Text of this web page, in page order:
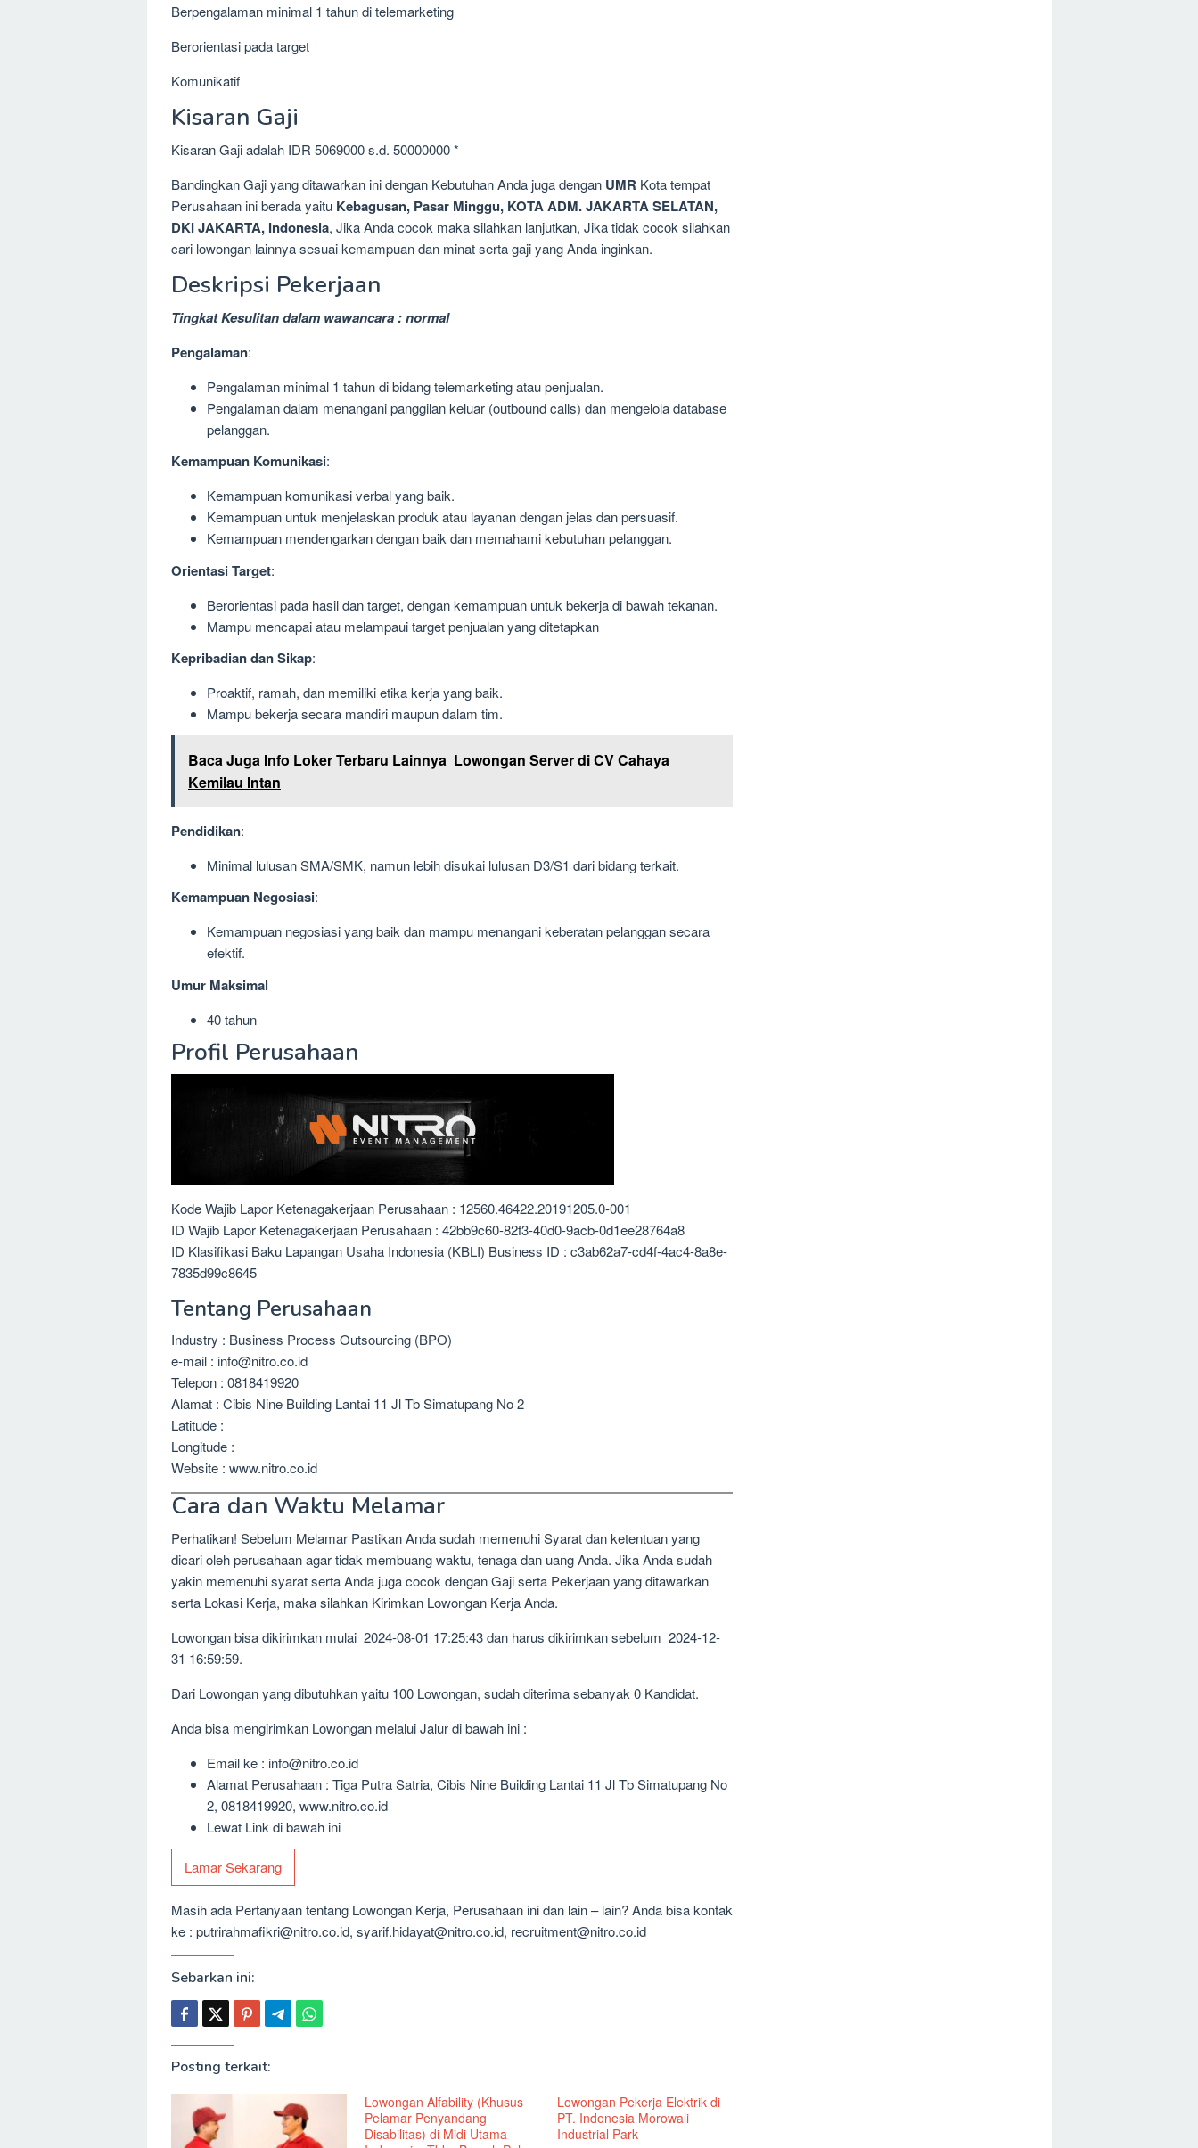
Berpengalaman minimal 1 tahun di telemarketing
Berorientasi pada target
Komunikatif
Kisaran Gaji
Kisaran Gaji adalah IDR 5069000 s.d. 50000000 *
Bandingkan Gaji yang ditawarkan ini dengan Kebutuhan Anda juga dengan UMR Kota tempat
Perusahaan ini berada yaitu Kebagusan, Pasar Minggu, KOTA ADM. JAKARTA SELATAN,
DKI JAKARTA, Indonesia, Jika Anda cocok maka silahkan lanjutkan, Jika tidak cocok silahkan
cari lowongan lainnya sesuai kemampuan dan minat serta gaji yang Anda inginkan.
Deskripsi Pekerjaan
Tingkat Kesulitan dalam wawancara : normal
Pengalaman:
Pengalaman minimal 1 tahun di bidang telemarketing atau penjualan.
Pengalaman dalam menangani panggilan keluar (outbound calls) dan mengelola database
pelanggan.
Kemampuan Komunikasi:
Kemampuan komunikasi verbal yang baik.
Kemampuan untuk menjelaskan produk atau layanan dengan jelas dan persuasif.
Kemampuan mendengarkan dengan baik dan memahami kebutuhan pelanggan.
Orientasi Target:
Berorientasi pada hasil dan target, dengan kemampuan untuk bekerja di bawah tekanan.
Mampu mencapai atau melampaui target penjualan yang ditetapkan
Kepribadian dan Sikap:
Proaktif, ramah, dan memiliki etika kerja yang baik.
Mampu bekerja secara mandiri maupun dalam tim.
Baca Juga Info Loker Terbaru Lainnya Lowongan Server di CV Cahaya
Kemilau Intan
Pendidikan:
Minimal lulusan SMA/SMK, namun lebih disukai lulusan D3/S1 dari bidang terkait.
Kemampuan Negosiasi:
Kemampuan negosiasi yang baik dan mampu menangani keberatan pelanggan secara
efektif.
Umur Maksimal
40 tahun
Profil Perusahaan
Kode Wajib Lapor Ketenagakerjaan Perusahaan : 12560.46422.20191205.0-001
ID Wajib Lapor Ketenagakerjaan Perusahaan : 42bb9c60-82f3-40d0-9acb-0d1ee28764a8
ID Klasifikasi Baku Lapangan Usaha Indonesia (KBLI) Business ID : c3ab62a7-cd4f-4ac4-8a8e-
7835d99c8645
Tentang Perusahaan
Industry : Business Process Outsourcing (BPO)
e-mail : info@nitro.co.id
Telepon : 0818419920
Alamat : Cibis Nine Building Lantai 11 Jl Tb Simatupang No 2
Latitude :
Longitude :
Website : www.nitro.co.id
Cara dan Waktu Melamar
Perhatikan! Sebelum Melamar Pastikan Anda sudah memenuhi Syarat dan ketentuan yang
dicari oleh perusahaan agar tidak membuang waktu, tenaga dan uang Anda. Jika Anda sudah
yakin memenuhi syarat serta Anda juga cocok dengan Gaji serta Pekerjaan yang ditawarkan
serta Lokasi Kerja, maka silahkan Kirimkan Lowongan Kerja Anda.
Lowongan bisa dikirimkan mulai 2024-08-01 17:25:43 dan harus dikirimkan sebelum 2024-12-
31 16:59:59.
Dari Lowongan yang dibutuhkan yaitu 100 Lowongan, sudah diterima sebanyak 0 Kandidat.
Anda bisa mengirimkan Lowongan melalui Jalur di bawah ini :
Email ke : info@nitro.co.id
Alamat Perusahaan : Tiga Putra Satria, Cibis Nine Building Lantai 11 Jl Tb Simatupang No
2, 0818419920, www.nitro.co.id
Lewat Link di bawah ini
Lamar Sekarang
Masih ada Pertanyaan tentang Lowongan Kerja, Perusahaan ini dan lain – lain? Anda bisa kontak
ke : putrirahmafikri@nitro.co.id, syarif.hidayat@nitro.co.id, recruitment@nitro.co.id
Sebarkan ini:
Posting terkait:
Lowongan Alfability (Khusus
Pelamar Penyandang
Disabilitas) di Midi Utama
Lowongan Pekerja Elektrik di
PT. Indonesia Morowali
Industrial Park